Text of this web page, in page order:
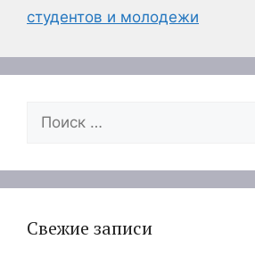
студентов и молодежи
Поиск:
Свежие записи